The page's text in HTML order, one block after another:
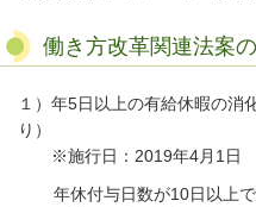
働き方改革関連法案
１）年5日以上の有給休暇の消
り）
※施行日：2019年4月1日
年休付与日数が10日以上